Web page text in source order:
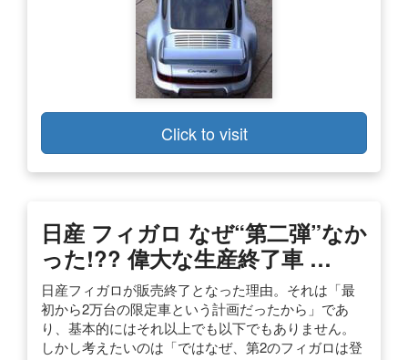
Click to visit
日産 フィガロ なぜ“第二弾”なか
った!?? 偉大な生産終了車 …
日産フィガロが販売終了となった理由。それは「最
初から2万台の限定車という計画だったから」であ
り、基本的にはそれ以上でも以下でもありません。
しかし考えたいのは「ではなぜ、第2のフィガロは登